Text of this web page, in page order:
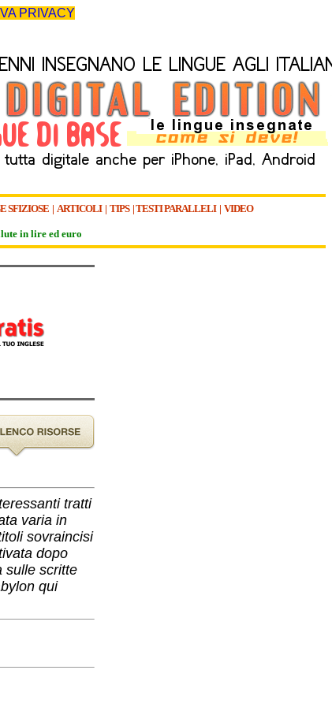
PRIVACY
SFIZIOSE | ARTICOLI| TIPS|TESTI PARALLELI| VIDEO
in lire ed euro
tratti
varia in
sovraincisi
dopo
sulle scritte
qui